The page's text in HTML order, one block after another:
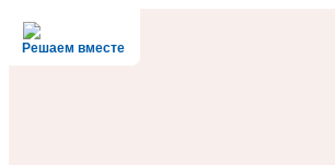
Решаем вместе